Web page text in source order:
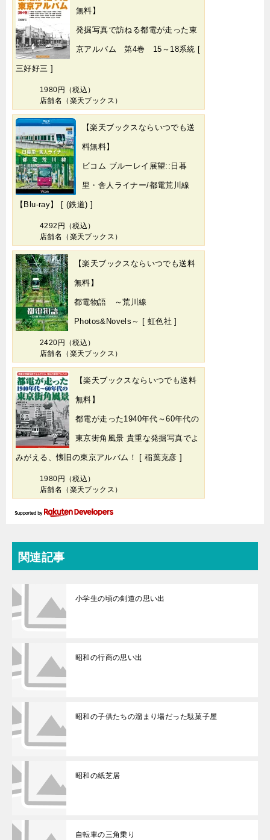
無料】
発掘写真で訪ねる都電が走った東
京アルバム 第4巻 15～18系統 [
三好好三 ]
1980円（税込）
店舗名（楽天ブックス）
【楽天ブックスならいつでも送
料無料】
ビコム ブルーレイ展望::日暮
里・舎人ライナー/都電荒川線
【Blu-ray】 [ (鉄道) ]
4292円（税込）
店舗名（楽天ブックス）
【楽天ブックスならいつでも送料
無料】
都電物語 ～荒川線
Photos&Novels～ [ 虹色社 ]
2420円（税込）
店舗名（楽天ブックス）
【楽天ブックスならいつでも送料
無料】
都電が走った1940年代～60年代の
東京街角風景 貴重な発掘写真でよ
みがえる、懐旧の東京アルバム！ [ 稲葉克彦 ]
1980円（税込）
店舗名（楽天ブックス）
関連記事
小学生の頃の剣道の思い出
昭和の行商の思い出
昭和の子供たちの溜まり場だった駄菓子屋
昭和の紙芝居
自転車の三角乗り